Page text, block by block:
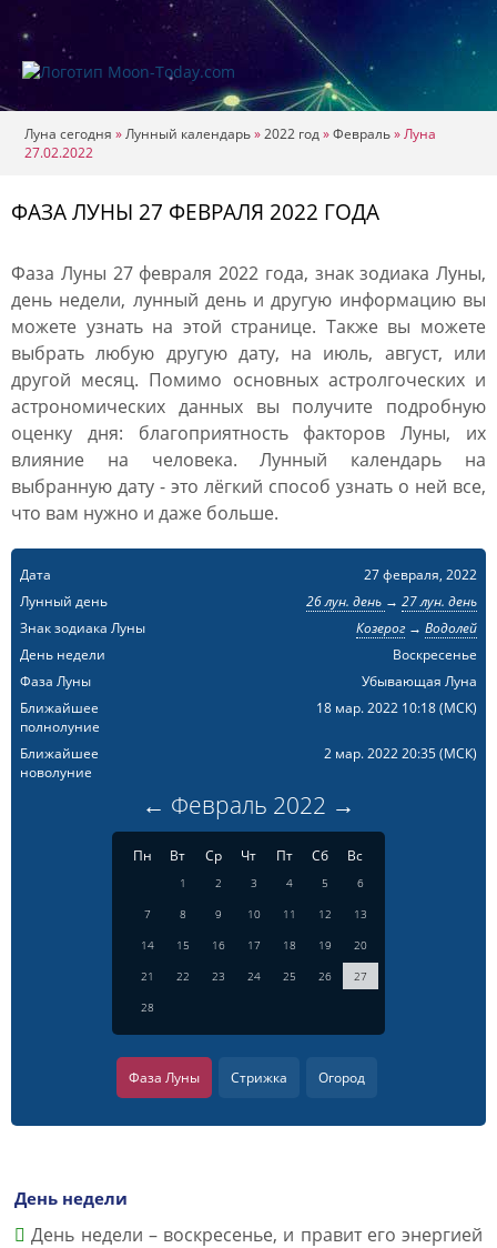
Луна сегодня »Лунный календарь»2022 год»Февраль»Луна
27.02.2022
ФАЗА ЛУНЫ 27 ФЕВРАЛЯ 2022 ГОДА
Фаза Луны 27 февраля 2022 года, знак зодиака Луны,
день недели, лунный день и другую информацию вы
можете узнать на этой странице. Также вы можете
выбрать любую другую дату, на июль, август, или
другой месяц. Помимо основных астролгоческих и
астрономических данных вы получите подробную
оценку дня: благоприятность факторов Луны, их
влияние на человека. Лунный календарь на
выбранную дату - это лёгкий способ узнать о ней все,
что вам нужно и даже больше.
Дата
27 февраля, 2022
Лунный день
26 лун. день → 27 лун. день
Знак зодиака Луны
Козерог→ Водолей
День недели
Воскресенье
Фаза Луны
Убывающая Луна
Ближайшее
полнолуние
18 мар. 2022 10:18(МСК)
Ближайшее
новолуние
2 мар. 2022 20:35(МСК)
← Февраль 2022 →
Пн Вт Ср Чт Пт Сб Вс
1 2 3 4 5
6
7
8 9 10 11 12
13
14
15 16 17 18 19
20
21
22 23 24 25 26
27
28
Фаза Луны Стрижка Огород
День недели
День недели – воскресенье, и правит его энергией